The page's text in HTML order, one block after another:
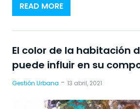
READ MORE
El color de la habitación
puede influir en su
Gestión Urbana - 13 abril, 2021